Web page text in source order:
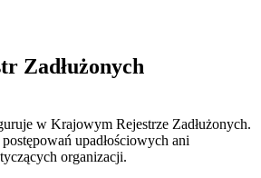
Zadłużonych
w Krajowym Rejestrze Zadłużonych.
upadłościowych ani
organizacji.